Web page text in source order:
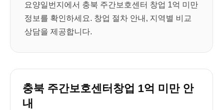
요양일번지에서 충북 주간보호센터 창업 1억 미만
정보를 확인하세요. 창업 절차 안내, 지역별 비교
상담을 제공합니다.
충북 주간보호센터창업 1억 미만 안
내